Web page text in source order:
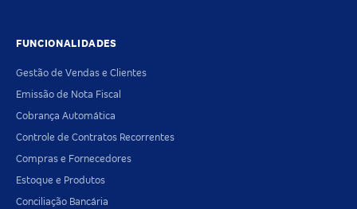
FUNCIONALIDADES
Gestão de Vendas e Clientes
Emissão de Nota Fiscal
Cobrança Automática
Controle de Contratos Recorrentes
Compras e Fornecedores
Estoque e Produtos
Conciliação Bancária